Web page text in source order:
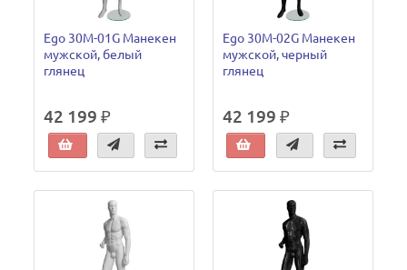
Ego 30M-01G Манекен
мужской, белый
глянец
42 199 ₽
Ego 30M-02G Манекен
мужской, черный
глянец
42 199 ₽